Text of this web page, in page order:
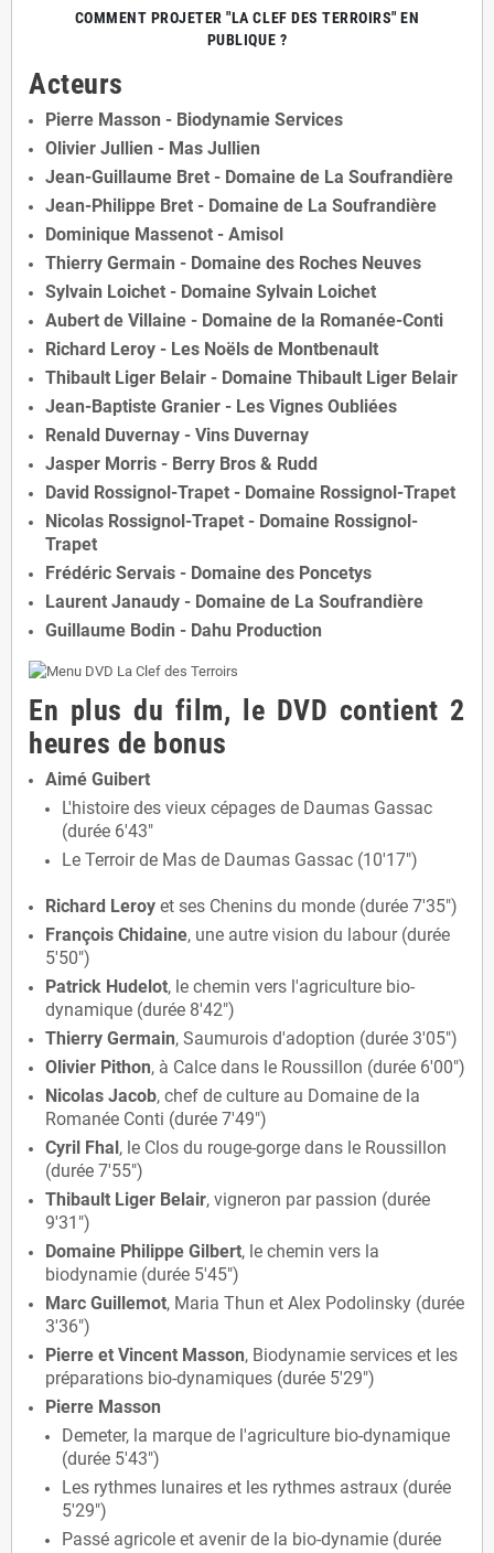
COMMENT PROJETER "LA CLEF DES TERROIRS" EN
PUBLIQUE ?
Acteurs
Pierre Masson - Biodynamie Services
Olivier Jullien - Mas Jullien
Jean-Guillaume Bret - Domaine de La Soufrandière
Jean-Philippe Bret - Domaine de La Soufrandière
Dominique Massenot - Amisol
Thierry Germain - Domaine des Roches Neuves
Sylvain Loichet - Domaine Sylvain Loichet
Aubert de Villaine - Domaine de la Romanée-Conti
Richard Leroy - Les Noëls de Montbenault
Thibault Liger Belair - Domaine Thibault Liger Belair
Jean-Baptiste Granier - Les Vignes Oubliées
Renald Duvernay - Vins Duvernay
Jasper Morris - Berry Bros & Rudd
David Rossignol-Trapet - Domaine Rossignol-Trapet
Nicolas Rossignol-Trapet - Domaine Rossignol-
Trapet
Frédéric Servais - Domaine des Poncetys
Laurent Janaudy - Domaine de La Soufrandière
Guillaume Bodin - Dahu Production
En plus du film, le DVD contient 2
heures de bonus
Aimé Guibert
L'histoire des vieux cépages de Daumas Gassac
(durée 6'43"
Le Terroir de Mas de Daumas Gassac (10'17")
Richard Leroy et ses Chenins du monde (durée 7'35")
François Chidaine, une autre vision du labour (durée
5'50")
Patrick Hudelot, le chemin vers l'agriculture bio-
dynamique (durée 8'42")
Thierry Germain, Saumurois d'adoption (durée 3'05")
Olivier Pithon, à Calce dans le Roussillon (durée 6'00")
Nicolas Jacob, chef de culture au Domaine de la
Romanée Conti (durée 7'49")
Cyril Fhal , le Clos du rouge-gorge dans le Roussillon
(durée 7'55")
Thibault Liger Belair, vigneron par passion (durée
9'31")
Domaine Philippe Gilbert, le chemin vers la
biodynamie (durée 5'45")
Marc Guillemot, Maria Thun et Alex Podolinsky (durée
3'36")
Pierre et Vincent Masson, Biodynamie services et les
préparations bio-dynamiques (durée 5'29")
Pierre Masson
Demeter, la marque de l'agriculture bio-dynamique
(durée 5'43")
Les rythmes lunaires et les rythmes astraux (durée
5'29")
Passé agricole et avenir de la bio-dynamie (durée